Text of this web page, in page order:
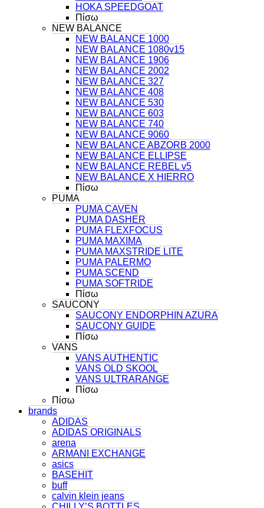
HOKA SPEEDGOAT
Πίσω
NEW BALANCE
NEW BALANCE 1000
NEW BALANCE 1080v15
NEW BALANCE 1906
NEW BALANCE 2002
NEW BALANCE 327
NEW BALANCE 408
NEW BALANCE 530
NEW BALANCE 603
NEW BALANCE 740
NEW BALANCE 9060
NEW BALANCE ABZORB 2000
NEW BALANCE ELLIPSE
NEW BALANCE REBEL v5
NEW BALANCE X HIERRO
Πίσω
PUMA
PUMA CAVEN
PUMA DASHER
PUMA FLEXFOCUS
PUMA MAXIMA
PUMA MAXSTRIDE LITE
PUMA PALERMO
PUMA SCEND
PUMA SOFTRIDE
Πίσω
SAUCONY
SAUCONY ENDORPHIN AZURA
SAUCONY GUIDE
Πίσω
VANS
VANS AUTHENTIC
VANS OLD SKOOL
VANS ULTRARANGE
Πίσω
Πίσω
brands
ADIDAS
ADIDAS ORIGINALS
arena
ARMANI EXCHANGE
asics
BASEHIT
buff
calvin klein jeans